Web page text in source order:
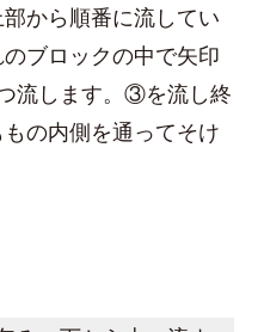
から順番に流してい
ブロックの中で矢印
流します。③を流し終
の内側を通ってそけ